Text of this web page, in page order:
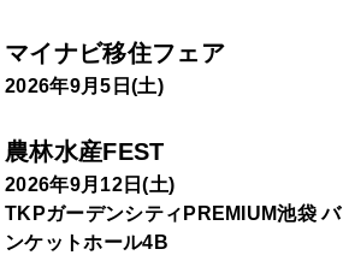
マイナビ移住フェア
2026年9月5日(土)
農林水産FEST
2026年9月12日(土)
TKPガーデンシティPREMIUM池袋 バ
ンケットホール4B